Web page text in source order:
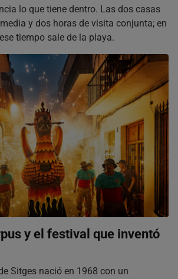
lo que tiene dentro. Las dos casas
y dos horas de visita conjunta; en
tiempo sale de la playa.
y el festival que inventó
Sitges nació en 1968 con un